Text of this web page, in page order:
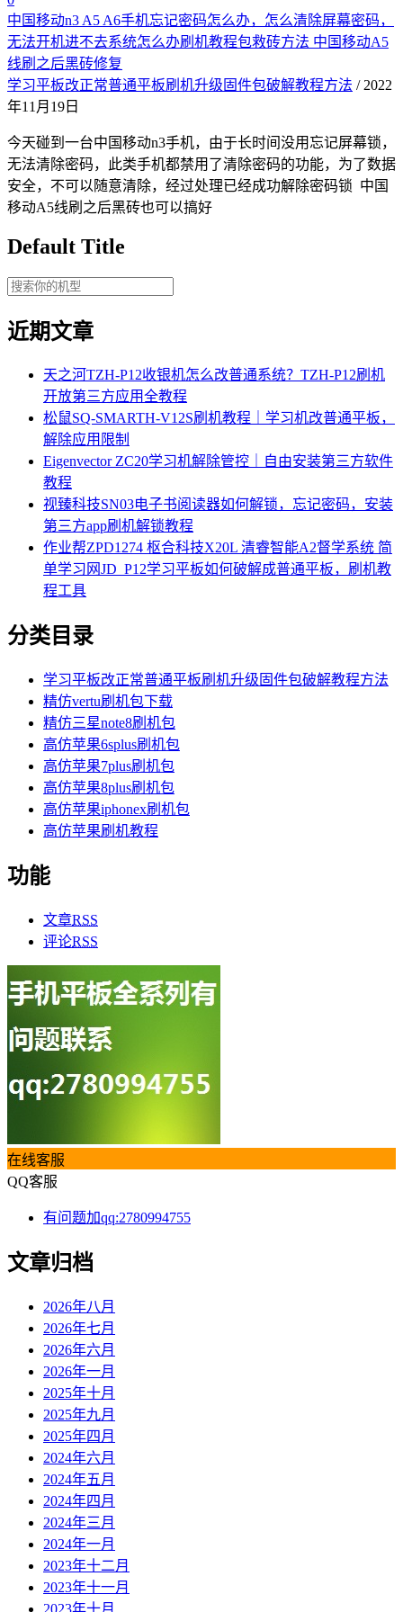
中国移动n3 A5 A6手机忘记密码怎么办，怎么清除屏幕密码，
无法开机进不去系统怎么办刷机教程包救砖方法 中国移动A5
线刷之后黑砖修复
学习平板改正常普通平板刷机升级固件包破解教程方法 / 2022
年11月19日
今天碰到一台中国移动n3手机，由于长时间没用忘记屏幕锁，
无法清除密码，此类手机都禁用了清除密码的功能，为了数据
安全，不可以随意清除，经过处理已经成功解除密码锁 中国
移动A5线刷之后黑砖也可以搞好
Default Title
近期文章
天之河TZH-P12收银机怎么改普通系统？TZH-P12刷机
开放第三方应用全教程
松鼠SQ-SMARTH-V12S刷机教程｜学习机改普通平板，
解除应用限制
Eigenvector ZC20学习机解除管控｜自由安装第三方软件
教程
视臻科技SN03电子书阅读器如何解锁，忘记密码，安装
第三方app刷机解锁教程
作业帮ZPD1274 枢合科技X20L 清睿智能A2督学系统 简
单学习网JD_P12学习平板如何破解成普通平板，刷机教
程工具
分类目录
学习平板改正常普通平板刷机升级固件包破解教程方法
精仿vertu刷机包下载
精仿三星note8刷机包
高仿苹果6splus刷机包
高仿苹果7plus刷机包
高仿苹果8plus刷机包
高仿苹果iphonex刷机包
高仿苹果刷机教程
功能
文章RSS
评论RSS
在线客服
QQ客服
有问题加qq:2780994755
文章归档
2026年八月
2026年七月
2026年六月
2026年一月
2025年十月
2025年九月
2025年四月
2024年六月
2024年五月
2024年四月
2024年三月
2024年一月
2023年十二月
2023年十一月
2023年十月